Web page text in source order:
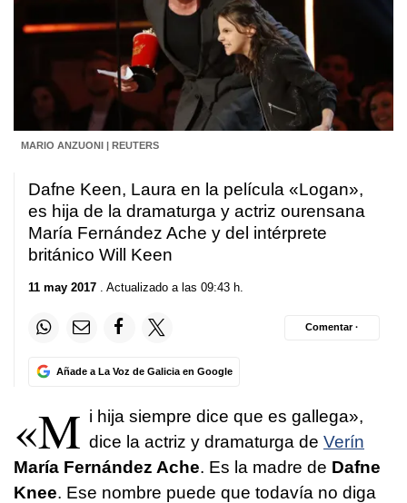
MARIO ANZUONI | REUTERS
Dafne Keen, Laura en la película «Logan»,
es hija de la dramaturga y actriz ourensana
María Fernández Ache y del intérprete
británico Will Keen
11 may 2017 . Actualizado a las 09:43 h.
Añade a La Voz de Galicia en Google
Comentar ·
«M i hija siempre dice que es gallega»,
dice la actriz y dramaturga de Verín
María Fernández Ache. Es la madre de Dafne
Knee. Ese nombre puede que todavía no diga